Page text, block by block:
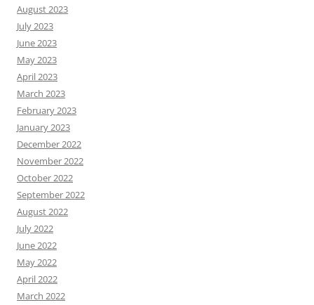
August 2023
July 2023
June 2023
May 2023
April 2023
March 2023
February 2023
January 2023
December 2022
November 2022
October 2022
September 2022
August 2022
July 2022
June 2022
May 2022
April 2022
March 2022